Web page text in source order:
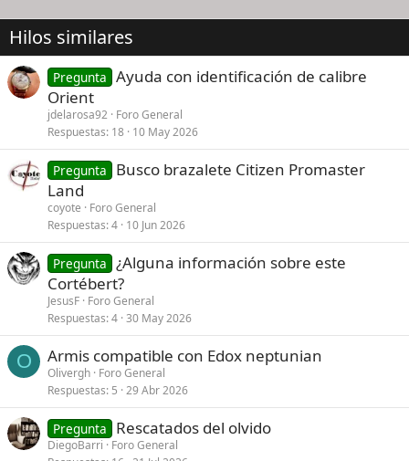
Hilos similares
Pregunta Ayuda con identificación de calibre
Orient
jdelarosa92 Foro General
Respuestas 18 10 May 2026
Pregunta
Busco brazalete Citizen Promaster
Land
coyote
Foro General
Respuestas 4 10 Jun 2026
Pregunta ¿Alguna información sobre este
Cortébert?
JesusF Foro General
Respuestas 4 30 May 2026
O Armis compatible con Edox neptunian
Olivergh Foro General
Respuestas 5 29 Abr 2026
Pregunta Rescatados del olvido
DiegoBarri
Foro General